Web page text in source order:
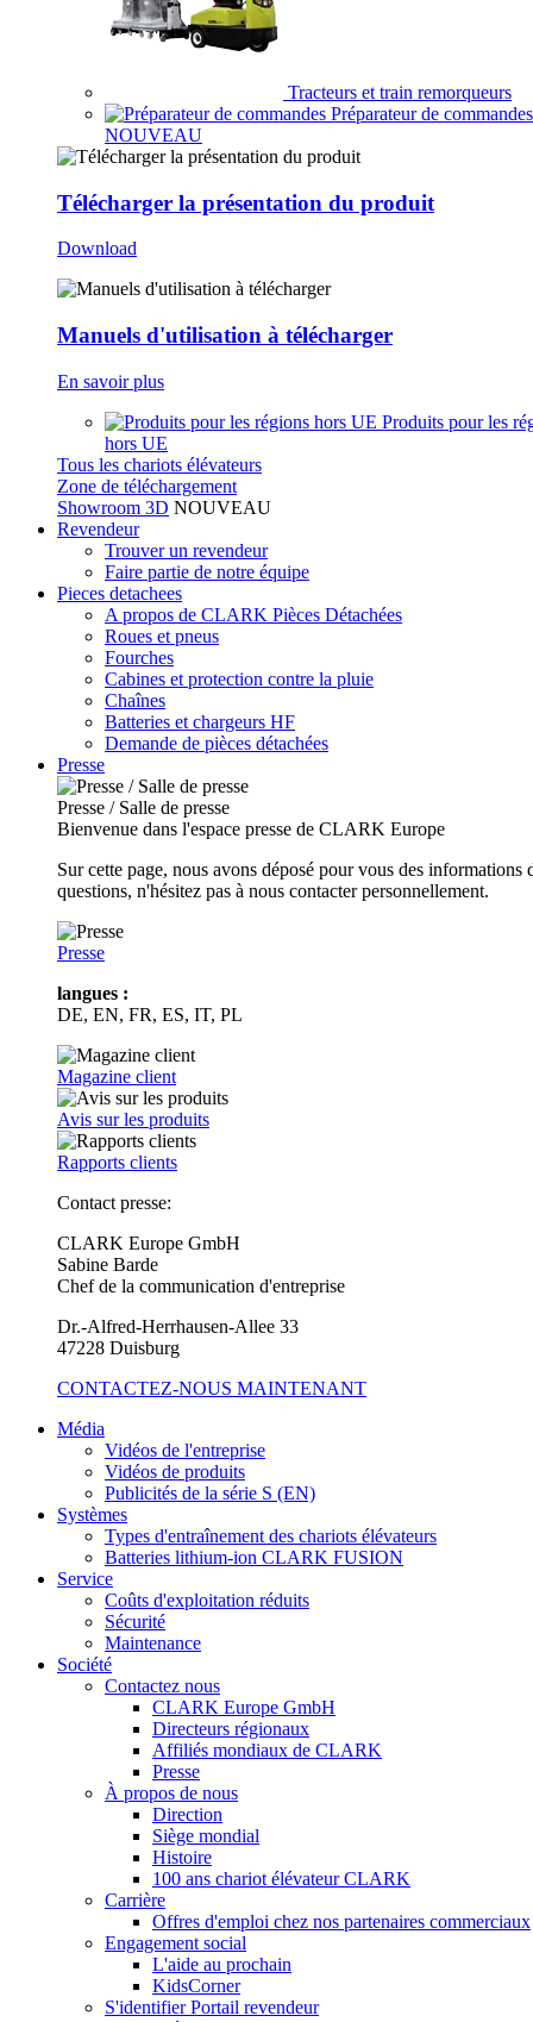
Tracteurs et train remorqueurs
Préparateur de commandes
NOUVEAU
Télécharger la présentation du produit
Download
Manuels d'utilisation à télécharger
En savoir plus
Produits pour les
hors UE
Tous les chariots élévateurs
Zone de téléchargement
Showroom 3D NOUVEAU
Revendeur
Trouver un revendeur
Faire partie de notre équipe
Pieces detachees
A propos de CLARK Pièces Détachées
Roues et pneus
Fourches
Cabines et protection contre la pluie
Chaînes
Batteries et chargeurs HF
Demande de pièces détachées
Presse
Presse / Salle de presse
Bienvenue dans l'espace presse de CLARK Europe
Sur cette page, nous avons déposé pour vous des
questions, n'hésitez pas à nous contacter personnellement.
Presse
langues :
DE, EN, FR, ES, IT, PL
Magazine client
Avis sur les produits
Rapports clients
Contact presse:
CLARK Europe GmbH
Sabine Barde
Chef de la communication d'entreprise
Dr.-Alfred-Herrhausen-Allee 33
47228 Duisburg
CONTACTEZ-NOUS MAINTENANT
Média
Vidéos de l'entreprise
Vidéos de produits
Publicités de la série S (EN)
Systèmes
Types d'entraînement des chariots élévateurs
Batteries lithium-ion CLARK FUSION
Service
Coûts d'exploitation réduits
Sécurité
Maintenance
Société
Contactez nous
CLARK Europe GmbH
Directeurs régionaux
Affiliés mondiaux de CLARK
Presse
À propos de nous
Direction
Siège mondial
Histoire
100 ans chariot élévateur CLARK
Carrière
Offres d'emploi chez nos partenaires commerciaux
Engagement social
L'aide au prochain
KidsCorner
S'identifier Portail revendeur